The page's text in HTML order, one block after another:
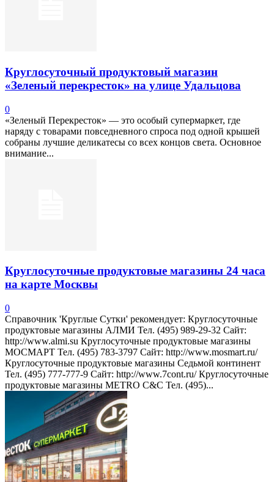
Круглосуточный продуктовый магазин
«Зеленый перекресток» на улице Удальцова
0
«Зеленый Перекресток» — это особый супермаркет, где
наряду с товарами повседневного спроса под одной крышей
собраны лучшие деликатесы со всех концов света. Основное
внимание...
Круглосуточные продуктовые магазины 24 часа
на карте Москвы
0
Справочник 'Круглые Сутки' рекомендует: Круглосуточные
продуктовые магазины АЛМИ Тел. (495) 989-29-32 Сайт:
http://www.almi.su Круглосуточные продуктовые магазины
МОСМАРТ Тел. (495) 783-3797 Сайт: http://www.mosmart.ru/
Круглосуточные продуктовые магазины Седьмой континент
Тел. (495) 777-777-9 Сайт: http://www.7cont.ru/ Круглосуточные
продуктовые магазины METRO C&C Тел. (495)...